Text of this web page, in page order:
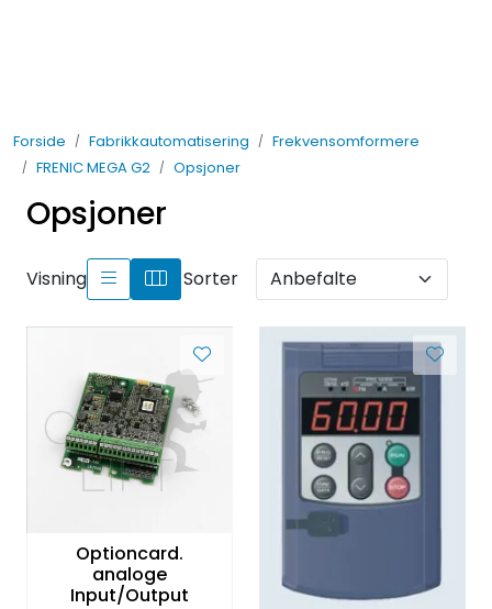
Forside Fabrikkautomatisering
Frekvensomformere
FRENIC MEGA G2
Opsjoner
Opsjoner
Visning Sorter
Optioncard.
analoge
Input/Output
Fabrikkautomatisering
Prosessautomatisering
Kontakt oss
Nytt og Nyttig
Bærekraft